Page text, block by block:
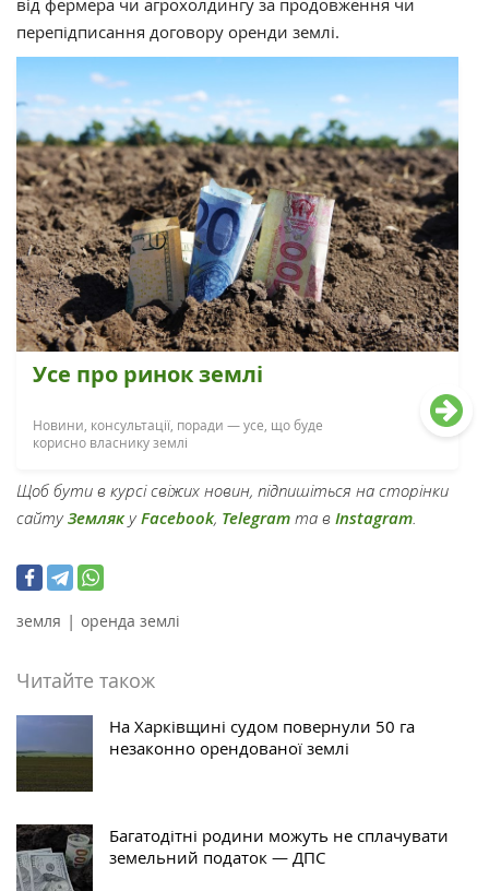
перепідписання договору оренди землі.
Усе про ринок землі
Новини, консультації, поради — усе, що буде
корисно власнику землі
Щоб бути в курсі свіжих новин, підпишіться на сторінки
сайтуЗемлякуFacebook, Telegram та в Instagram.
земля | оренда землі
Читайте також
На Харківщині судом повернули 50 га
незаконно орендованої землі
Багатодітні родини можуть не сплачувати
земельний податок — ДПС